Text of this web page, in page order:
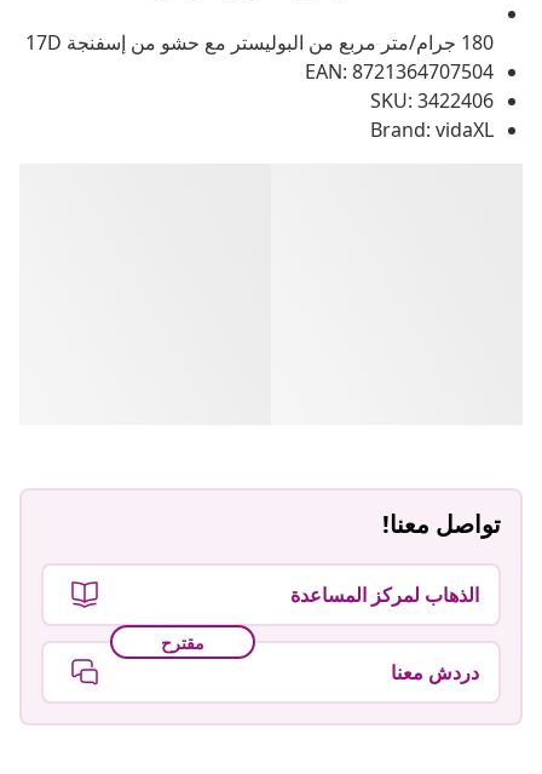
180 جرام/متر مربع من البوليستر مع حشو من إسفنجة 17D
EAN: 8721364707504
SKU: 3422406
Brand: vidaXL
تواصل معنا!
الذهاب لمركز المساعدة
مقترح
دردش معنا